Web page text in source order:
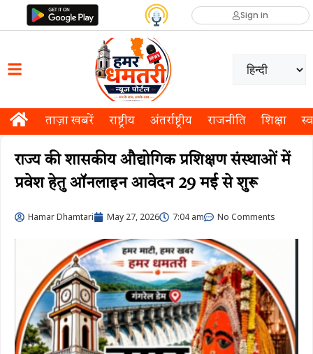
Sign in
ताज़ा खबरें राष्ट्रीय अंतर्राष्ट्रीय राजनीति शिक्षा
राज्य की शासकीय औद्योगिक प्रशिक्षण संस्थाओं में
प्रवेश हेतु ऑनलाइन आवेदन 29 मई से शुरू
Hamar Dhamtari May 27, 2026 7:04 am No Comments